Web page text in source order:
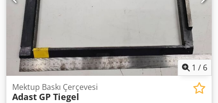
1 / 6
Mektup Baskı Çerçevesi
Adast GP Tiegel